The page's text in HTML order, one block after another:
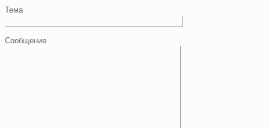
Тема
Сообщение